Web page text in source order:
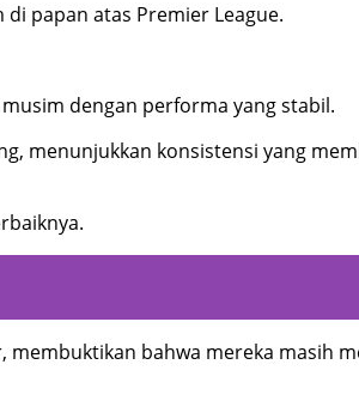
papan atas Premier League.
dengan performa yang stabil.
menunjukkan konsistensi yang
bahwa mereka masih